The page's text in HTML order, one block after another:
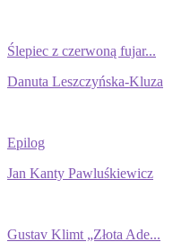
Ślepiec z czerwoną fujar...
Danuta Leszczyńska-Kluza
Epilog
Jan Kanty Pawluśkiewicz
Gustav Klimt „Złota Ade...